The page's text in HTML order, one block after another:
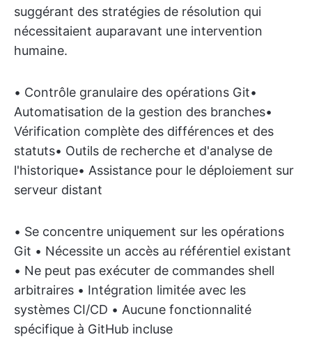
suggérant des stratégies de résolution qui
nécessitaient auparavant une intervention
humaine.
• Contrôle granulaire des opérations Git•
Automatisation de la gestion des branches•
Vérification complète des différences et des
statuts• Outils de recherche et d'analyse de
l'historique• Assistance pour le déploiement sur
serveur distant
• Se concentre uniquement sur les opérations
Git • Nécessite un accès au référentiel existant
• Ne peut pas exécuter de commandes shell
arbitraires • Intégration limitée avec les
systèmes CI/CD • Aucune fonctionnalité
spécifique à GitHub incluse